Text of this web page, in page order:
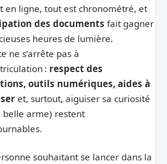
en ligne, tout est chronométré, et
des documents fait gagner
heures de lumière.
ne s’arrête pas à
: respect des
outils numériques, aides à
et, surtout, aiguiser sa curiosité
belle arme) restent
souhaitant se lancer dans la